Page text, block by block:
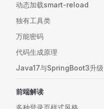
动态加载smart-reload
独有工具类
万能密码
代码生成原理
Java17与SpringBoot3升级
前端解读
多种登录页样式风格